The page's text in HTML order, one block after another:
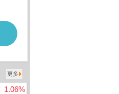
更多
1.06%